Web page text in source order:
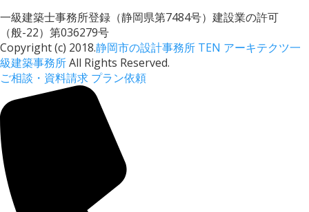
一級建築士事務所登録（静岡県第7484号）建設業の許可
（般-22）第036279号
Copyright (c) 2018.静岡市の設計事務所 TEN アーキテクツ一
級建築事務所All Rights Reserved.
ご相談・資料請求 プラン依頼